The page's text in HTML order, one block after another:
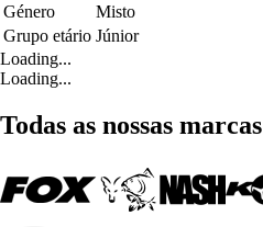
Género
Misto
Grupo etário Júnior
Loading...
Loading...
Todas as nossas marcas